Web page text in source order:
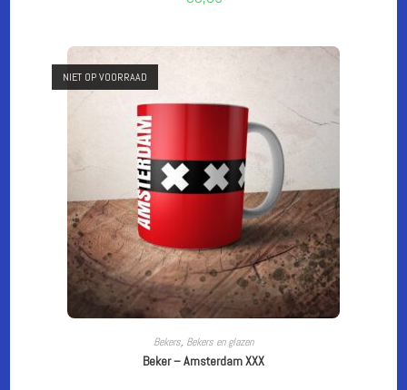
NIET OP VOORRAAD
CUSTOMIZE
Bekers, Bekers en glazen
Beker – Amsterdam XXX